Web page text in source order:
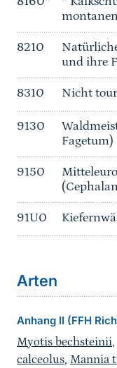
8210
und ihre
8310 Nicht
9130
Fagetum)
9150
91U0
Arten
Anhang II (FFH
Myotis bechsteinii,
calceolus, Mannia